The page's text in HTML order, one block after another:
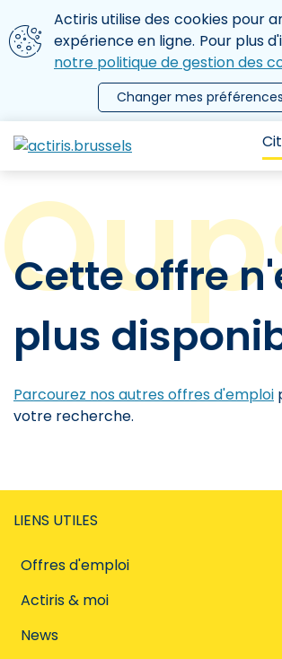
Aller au contenu principal
Nous utilisons des cookies
Actiris utilise des cookies pour
expérience en ligne. Pour plus
notre politique de gestion des
Changer mes préférences
le menu
Cette offre
plus
Parcourez nos autres offres d'emploi
votre recherche.
LIENS UTILES
Offres d'emploi
Actiris & moi
News